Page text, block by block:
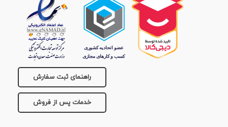
راهنمای ثبت سفارش
خدمات پس از فروش